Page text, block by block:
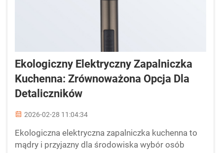
Ekologiczny Elektryczny Zapalniczka
Kuchenna: Zrównoważona Opcja Dla
Detaliczników
2026-02-28 11:04:34
Ekologiczna elektryczna zapalniczka kuchenna to
mądry i przyjazny dla środowiska wybór osób